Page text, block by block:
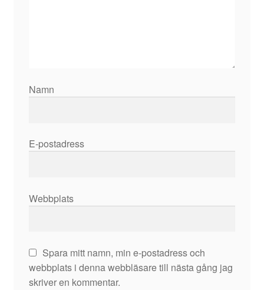
Namn
E-postadress
Webbplats
Spara mitt namn, min e-postadress och
webbplats i denna webbläsare till nästa gång jag
skriver en kommentar.